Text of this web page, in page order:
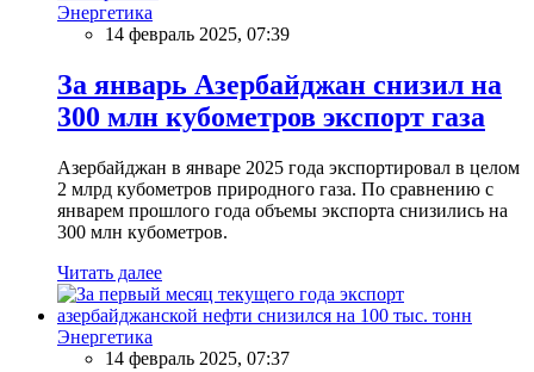
Энергетика
14 февраль 2025, 07:39
За январь Азербайджан снизил на
300 млн кубометров экспорт газа
Азербайджан в январе 2025 года экспортировал в целом
2 млрд кубометров природного газа. По сравнению с
январем прошлого года объемы экспорта снизились на
300 млн кубометров.
Читать далее
Энергетика
14 февраль 2025, 07:37